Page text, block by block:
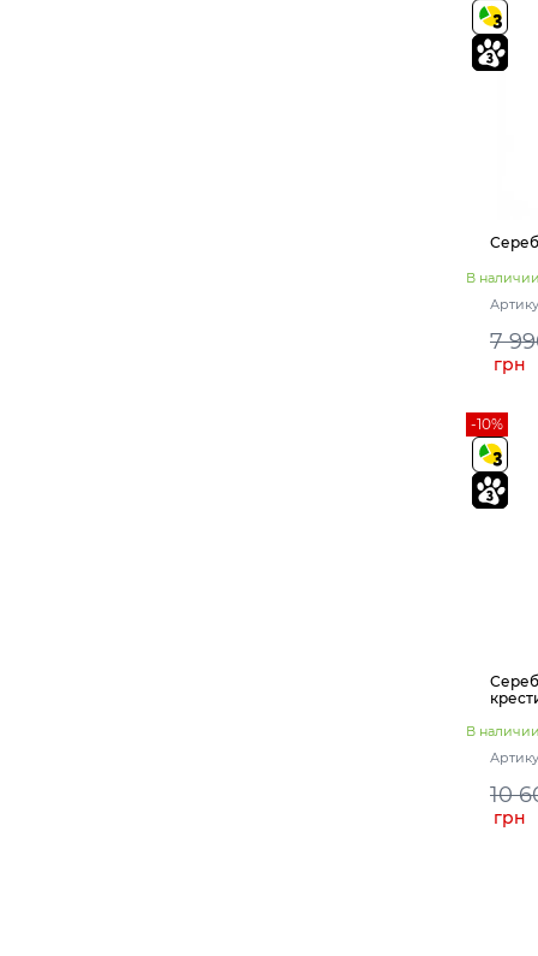
В наличии
7
грн
-10%
В наличии
10
грн